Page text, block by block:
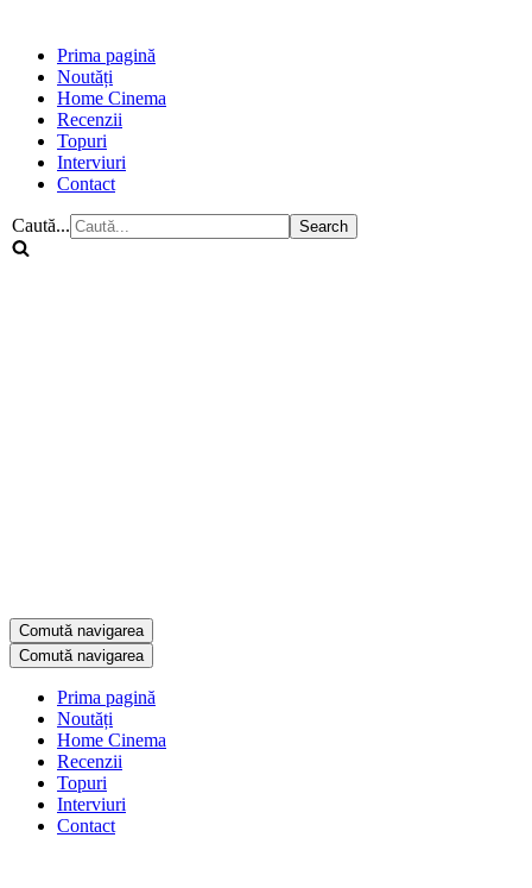
Prima pagină
Noutăți
Home Cinema
Recenzii
Topuri
Interviuri
Contact
Caută...
Comută navigarea
Comută navigarea
Prima pagină
Noutăți
Home Cinema
Recenzii
Topuri
Interviuri
Contact